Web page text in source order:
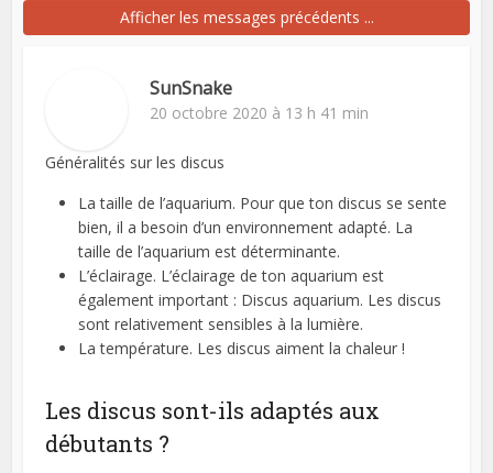
Afficher les messages précédents ...
SunSnake
20 octobre 2020 à 13 h 41 min
Généralités sur les discus
La taille de l’aquarium. Pour que ton discus se sente
bien, il a besoin d’un environnement adapté. La
taille de l’aquarium est déterminante.
L’éclairage. L’éclairage de ton aquarium est
également important : Discus aquarium. Les discus
sont relativement sensibles à la lumière.
La température. Les discus aiment la chaleur !
Les discus sont-ils adaptés aux
débutants ?